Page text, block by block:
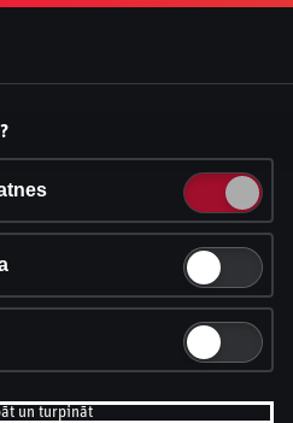
sīkdatnes?
veidu sīkdatnes: obligāti
un statistikas, reklāmas.
un informācija
un turpināt